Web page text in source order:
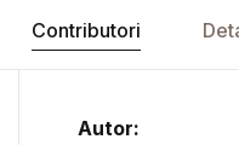
Contributori
Autor: